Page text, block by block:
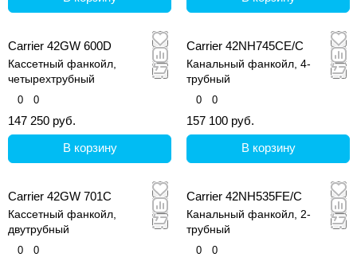
Виллис Кэрриер не только разработал основы
современного кондиционирования, но и построил
холодильную машину- самую первую в мире. С
тех пор сотрудники компании на всех уровнях
работают над созданием комфортного и
здорового климата в помещениях, позволяющих
Вам независимо от погодных условий получать
удовольствие от жизни.
Carrier 42GW 600D
Кассетный фанкойл,
четырехтрубный
0 0
147 250 руб.
В корзину
Carrier 42NH745CE/C
Канальный фанкойл, 4-
трубный
0 0
157 100 руб.
В корзину
Carrier 42GW 701C
Кассетный фанкойл,
двутрубный
0 0
Carrier 42NH535FE/C
Канальный фанкойл, 2-
трубный
0 0